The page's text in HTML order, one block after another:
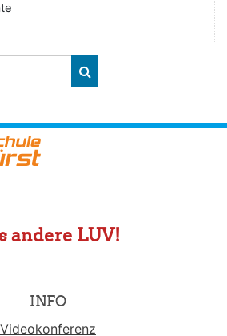
KURSE SUCHEN
andere LUV!
INFO
Videokonferenz